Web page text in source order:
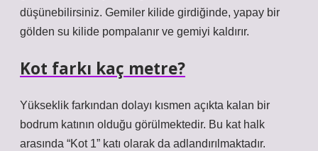
düşünebilirsiniz. Gemiler kilide girdiğinde, yapay bir
gölden su kilide pompalanır ve gemiyi kaldırır.
Kot farkı kaç metre?
Yükseklik farkından dolayı kısmen açıkta kalan bir
bodrum katının olduğu görülmektedir. Bu kat halk
arasında “Kot 1” katı olarak da adlandırılmaktadır.